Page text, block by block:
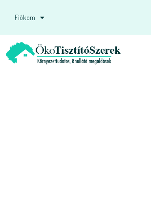
Fiókom